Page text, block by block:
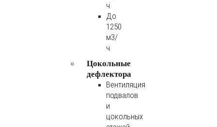
ч
До
1250
м3/
ч
Цокольные
дефлектора
Вентиляция
подвалов
и
цокольных